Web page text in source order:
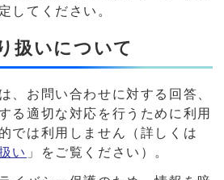
してください。
扱いについて
、お問い合わせに対する回答、
る適切な対応を行うために利用
では利用しません（詳しくは
い 」をご覧ください）。